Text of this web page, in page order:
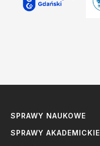
SPRAWY NAUKOWE
SPRAWY AKADEMICKIE